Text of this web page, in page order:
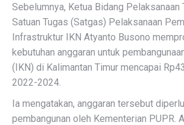
Sebelumnya, Ketua Bidang Pelaksanaan
Satuan Tugas (Satgas) Pelaksanaan
Infrastruktur IKN Atyanto Busono
kebutuhan anggaran untuk
(IKN) di Kalimantan Timur mencapai
2022-2024.
Ia mengatakan, anggaran tersebut
pembangunan oleh Kementerian PUPR.